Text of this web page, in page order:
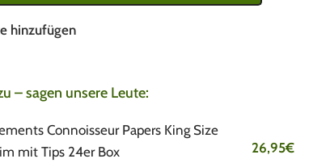
hinzufügen
– sagen unsere Leute:
Connoisseur Papers King Size
mit Tips 24er Box
26,95€